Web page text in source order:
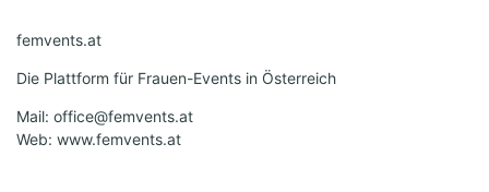
femvents.at
Die Plattform für Frauen-Events in Österreich
Mail: office@femvents.at
Web: www.femvents.at